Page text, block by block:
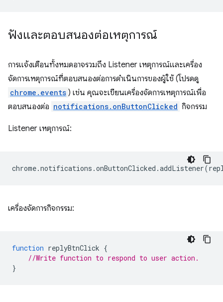
ฟังและตอบสนองต่อเหตุการณ์
การแจ้งเตือนทั้งหมดอาจรวมถึง Listener เหตุการณ์และเครื่อง
จัดการเหตุการณ์ที่ตอบสนองต่อการดำเนินการของผู้ใช้ (โปรดดู
chrome.events ) เช่น คุณจะเขียนเครื่องจัดการเหตุการณ์เพื่อ
ตอบสนองต่อ notifications.onButtonClicked กิจกรรม
Listener เหตุการณ์:
chrome.notifications .onButtonClicked .addListener(
เครื่องจัดการกิจกรรม:
function replyBtnClick {
//Write function to respond to user action.
}